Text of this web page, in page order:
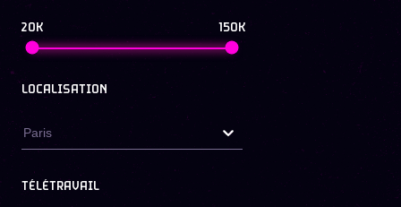
20K 150K
LOCALISATION
Paris
TÉLÉTRAVAIL